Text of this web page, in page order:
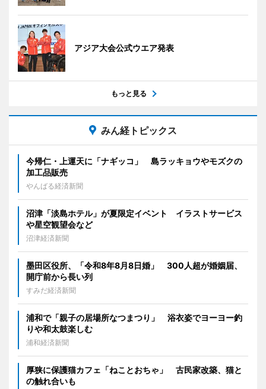
アジア大会公式ウエア発表
もっと見る
みん経トピックス
今帰仁・上運天に「ナギッコ」 島ラッキョウやモズクの
加工品販売
やんばる経済新聞
沼津「淡島ホテル」が夏限定イベント イラストサービス
や星空観望会など
沼津経済新聞
墨田区役所、「令和8年8月8日婚」 300人超が婚姻届、
開庁前から長い列
すみだ経済新聞
浦和で「親子の居場所なつまつり」 浴衣姿でヨーヨー釣
りや和太鼓楽しむ
浦和経済新聞
厚狭に保護猫カフェ「ねことおちゃ」 古民家改築、猫と
の触れ合いも